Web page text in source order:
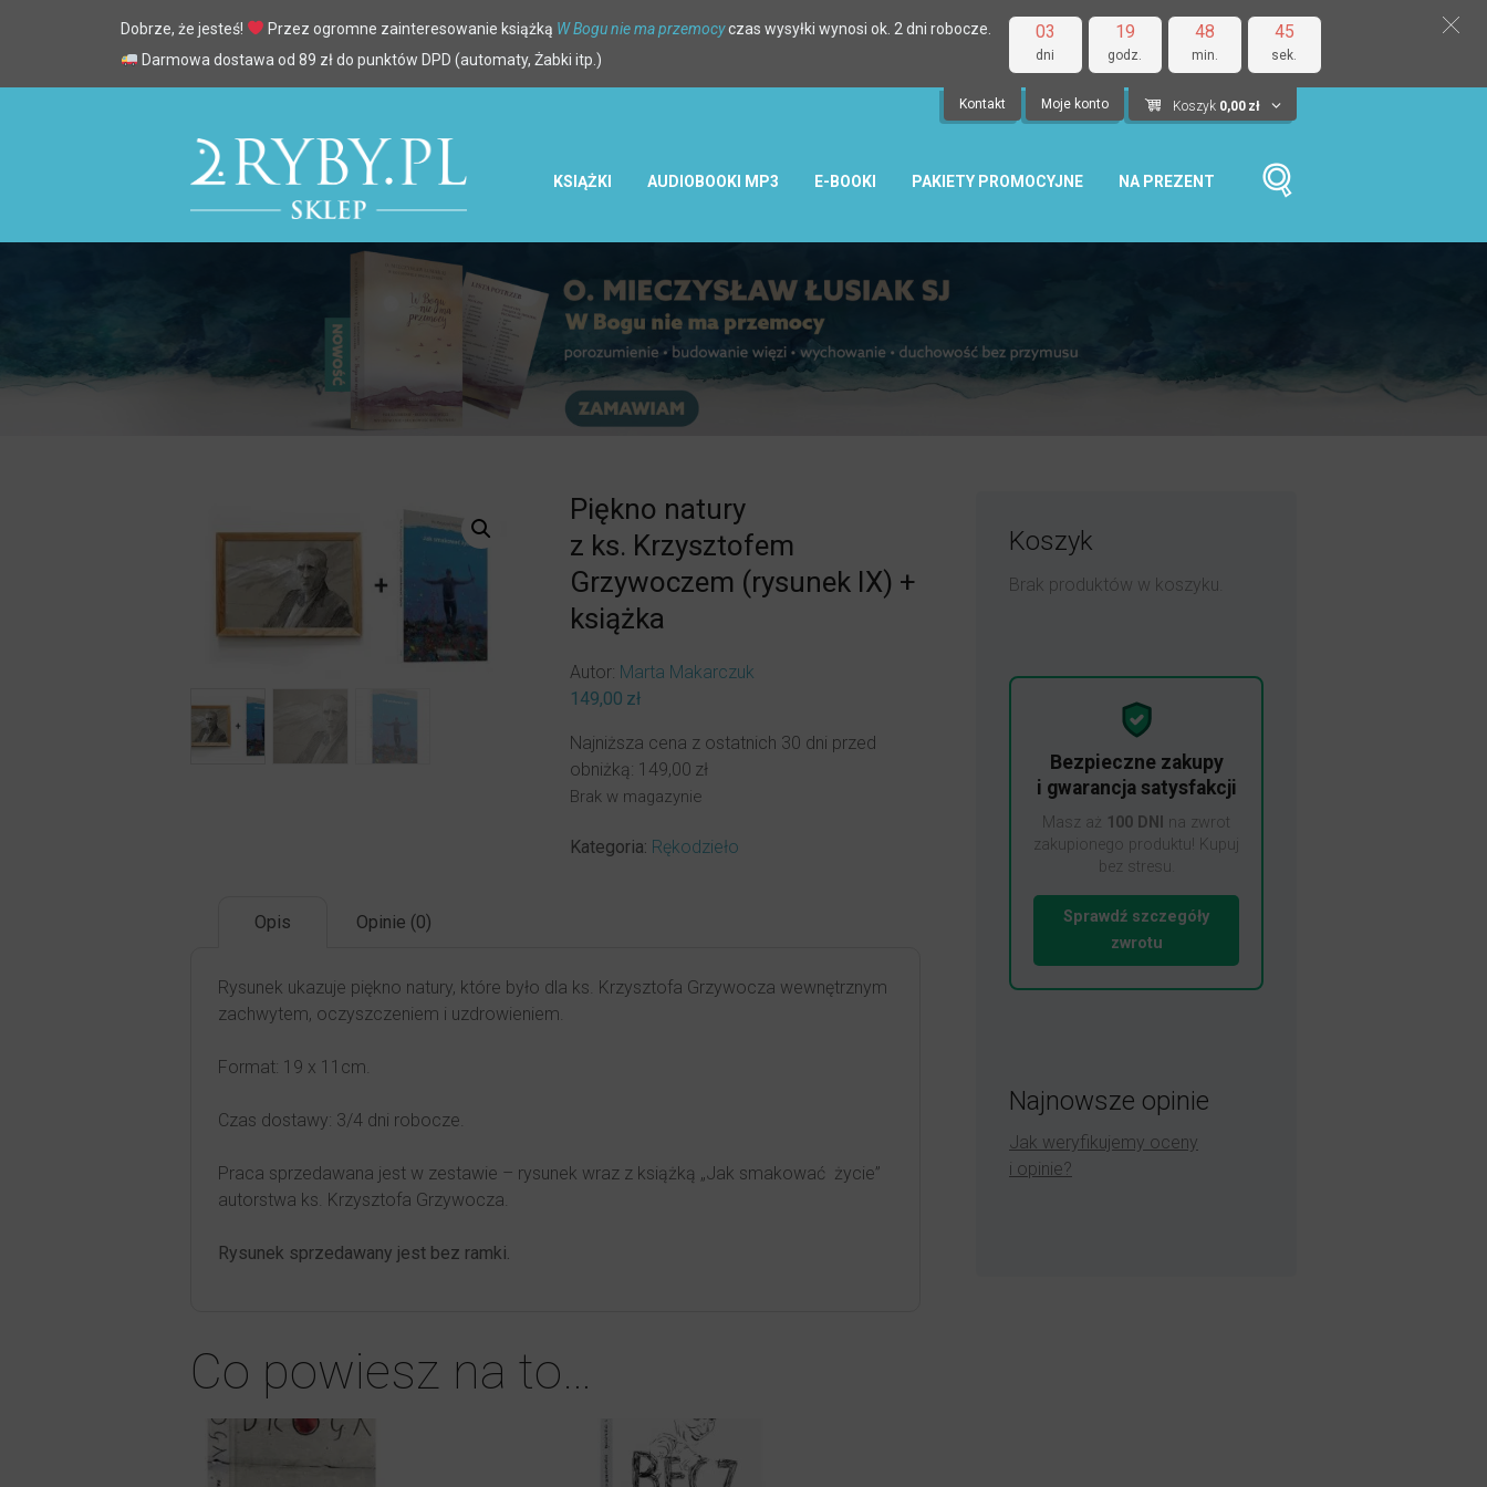
03
dni
19
godz.
48
min.
44
sek.
Dobrze, że jesteś! Przez ogromne zainteresowanie książką W Bogu nie ma przemocyczas wysyłki wynosi ok. 2 dni robocze.
Darmowa dostawa od 89 zł do punktów DPD (automaty, Żabki itp.)
Kontakt Moje konto Koszyk 0,00 zł
KSIĄŻKI AUDIOBOOKI MP3 E-BOOKI PAKIETY PROMOCYJNE NA PREZENT
Piękno natury
z ks. Krzysztofem
Grzywoczem (rysunek IX) +
książka
Autor: Marta Makarczuk
149,00 zł
Najniższa cena z ostatnich 30 dni przed
obniżką: 149,00 zł
Brak w magazynie
Kategoria: Rękodzieło
Opis Opinie (0)
Rysunek ukazuje piękno natury, które było dla ks. Krzysztofa Grzywocza wewnętrznym
zachwytem, oczyszczeniem i uzdrowieniem.
Format: 19 x 11cm.
Czas dostawy: 3/4 dni robocze.
Praca sprzedawana jest w zestawie – rysunek wraz z książką „Jak smakować życie”
autorstwa ks. Krzysztofa Grzywocza.
Rysunek sprzedawany jest bez ramki.
Co powiesz na to…
Koszyk
Brak produktów w koszyku.
Bezpieczne zakupy
i gwarancja satysfakcji
Masz aż 100 DNI
na zwrot
zakupionego produktu! Kupuj
bez stresu.
Sprawdź szczegóły
zwrotu
Najnowsze opinie
Jak weryfikujemy oceny
i opinie?